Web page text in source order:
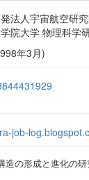
法人宇宙航空研
院大学 物理科学
年3月)
job-
の形成と進化の